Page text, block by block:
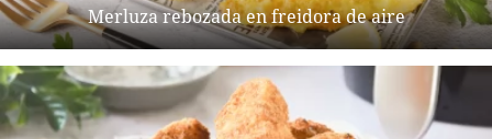
Merluza rebozada en freidora de aire